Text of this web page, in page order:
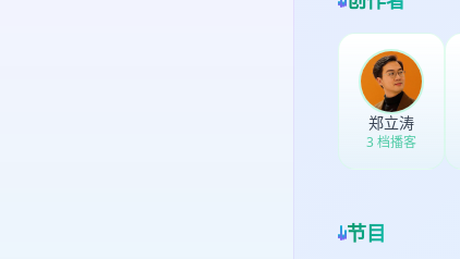
郑立涛
3 档播客
节目